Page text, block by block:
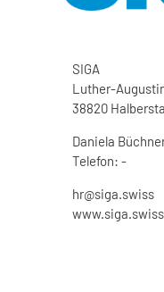
SIGA
Luther-
38820
Daniela
Telefon: -
hr@siga.swiss
www.siga.swiss